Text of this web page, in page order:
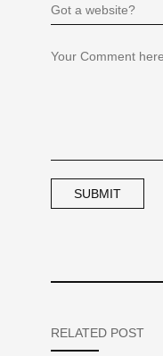
RELATED POST